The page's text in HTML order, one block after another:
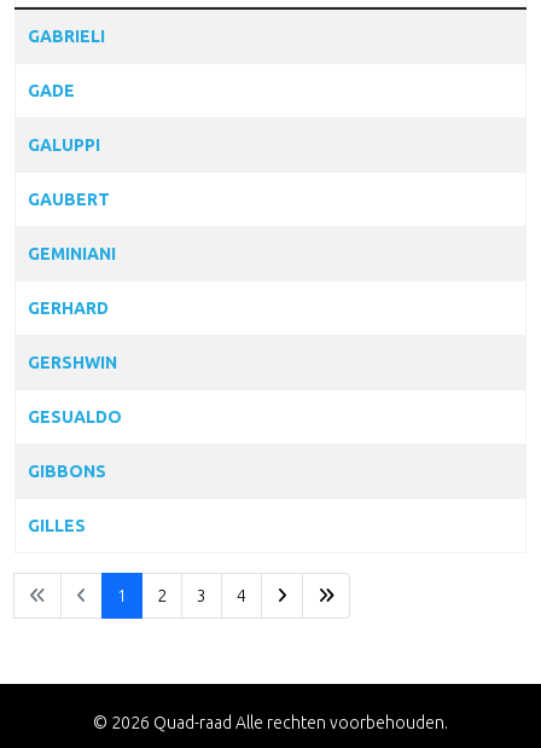
GABRIELI
GADE
GALUPPI
GAUBERT
GEMINIANI
GERHARD
GERSHWIN
GESUALDO
GIBBONS
GILLES
1 2 3 4
© 2026 Quad-raad Alle rechten voorbehouden.